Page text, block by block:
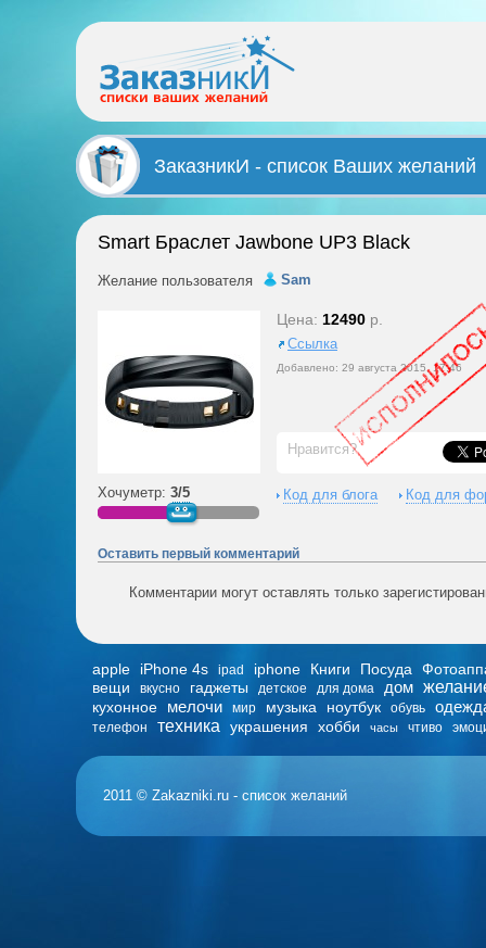
ЗаказникИ - список Ваших желаний
Smart Браслет Jawbone UP3 Black
Желание пользователя Sam
Хочуметр: 3/5
Цена: 12490 р.
Ссылка
Добавлено: 29 августа 2015, 17:46
Нравится?
Код для блога Код для
Оставить первый комментарий
Комментарии могут оставлять только
apple iPhone 4s ipad iphone Книги Посуда
вещи
вкусно гаджеты детское для дома дом
кухонное мелочи мир музыка ноутбук обувь
телефон техника украшения хобби часы чтиво
2011 © Zakazniki.ru - список желаний